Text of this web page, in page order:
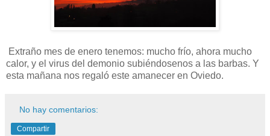
Extraño mes de enero tenemos: mucho frío, ahora mucho
calor, y el virus del demonio subiéndosenos a las barbas. Y
esta mañana nos regaló este amanecer en Oviedo.
No hay comentarios:
Compartir